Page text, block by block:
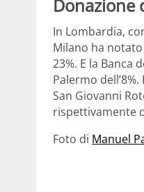
Donazione
In Lombardia,
Milano ha notato
23%. E la Banca
Palermo
San Giovanni
rispettivamente
Foto di Manuel